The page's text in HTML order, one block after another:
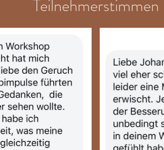
Teilnehmerstimmen